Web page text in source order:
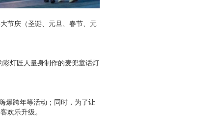
节庆（圣诞、元旦、春节、元
灯匠人量身制作的麦兜童话灯
爆跨年等活动；同时，为了让
欢乐升级。